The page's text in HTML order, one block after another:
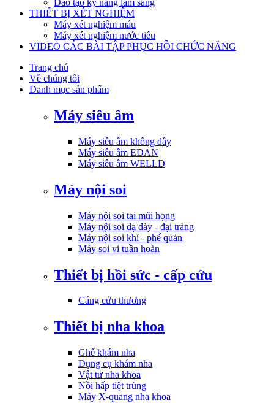
Đào tạo kỹ năng lâm sàng
THIẾT BỊ XÉT NGHIỆM
Máy xét nghiệm máu
Máy xét nghiệm nước tiểu
VIDEO CÁC BÀI TẬP PHỤC HỒI CHỨC NĂNG
Trang chủ
Về chúng tôi
Danh mục sản phẩm
Máy siêu âm
Máy siêu âm không dây
Máy siêu âm EDAN
Máy siêu âm WELLD
Máy nội soi
Máy nội soi tai mũi họng
Máy nội soi dạ dày - đại tràng
Máy nội soi khí - phế quản
Máy soi vi tuần hoàn
Thiết bị hồi sức - cấp cứu
Cáng cứu thương
Thiết bị nha khoa
Ghế khám nha
Dụng cụ khám nha
Vật tư nha khoa
Nồi hấp tiệt trùng
Máy X-quang nha khoa